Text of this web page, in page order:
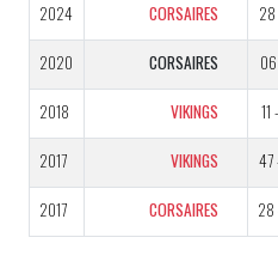
2024 CORSAIRES
2020 CORSAIRES
2018 VIKINGS
2017 VIKINGS 47
2017 CORSAIRES